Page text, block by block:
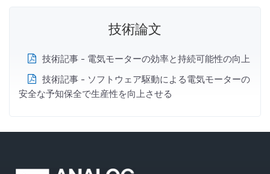
技術論文
技術記事 - 電気モーターの効率と持続可能性の向上
技術記事 - ソフトウェア駆動による電気モーターの
安全な予知保全で生産性を向上させる